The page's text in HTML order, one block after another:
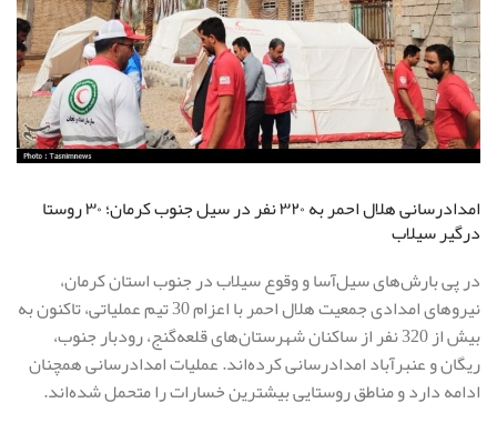
امدادرسانی هلال احمر به ۳۲۰ نفر در سیل جنوب کرمان؛ ۳۰ روستا
درگیر سیلاب
در پی بارش‌های سیل‌آسا و وقوع سیلاب در جنوب استان کرمان،
نیروهای امدادی جمعیت هلال احمر با اعزام 30 تیم عملیاتی، تاکنون به
بیش از 320 نفر از ساکنان شهرستان‌های قلعه‌گنج، رودبار جنوب،
ریگان و عنبرآباد امدادرسانی کرده‌اند. عملیات امدادرسانی همچنان
ادامه دارد و مناطق روستایی بیشترین خسارات را متحمل شده‌اند.